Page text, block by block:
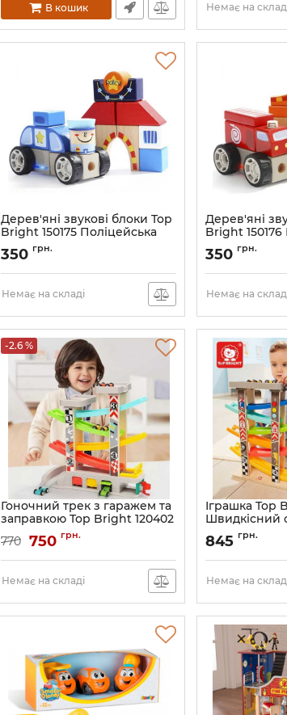
В кошик Немає на
Дерев'яні звукові блоки Top
Bright 150175 Поліцейська
ділянка
350 грн.
Немає на складі
Дерев'яні
Bright
станція
350 грн.
Немає на
-2.6 %
Гоночний трек з гаражем та
заправкою Top Bright 120402
Швидкісний спуск
770 750 грн.
Немає на складі
Іграшка Top
Швидкісний
поверхів
845 грн.
Немає на